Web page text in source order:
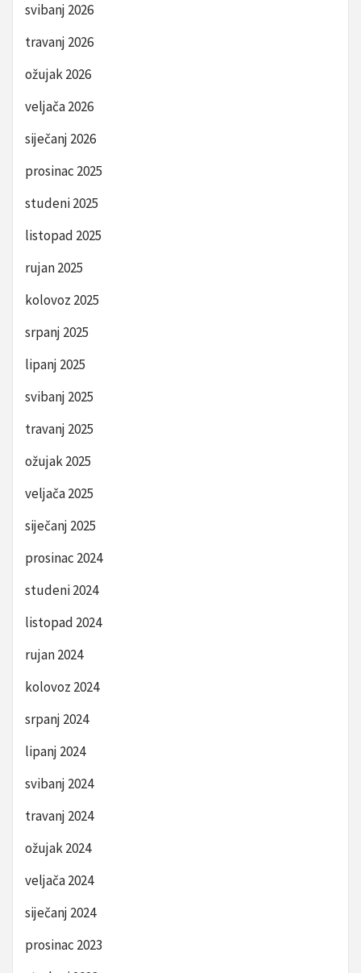
svibanj 2026
travanj 2026
ožujak 2026
veljača 2026
siječanj 2026
prosinac 2025
studeni 2025
listopad 2025
rujan 2025
kolovoz 2025
srpanj 2025
lipanj 2025
svibanj 2025
travanj 2025
ožujak 2025
veljača 2025
siječanj 2025
prosinac 2024
studeni 2024
listopad 2024
rujan 2024
kolovoz 2024
srpanj 2024
lipanj 2024
svibanj 2024
travanj 2024
ožujak 2024
veljača 2024
siječanj 2024
prosinac 2023